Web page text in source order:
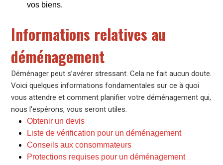
vos biens.
Informations relatives au
déménagement
Déménager peut s’avérer stressant. Cela ne fait aucun doute.
Voici quelques informations fondamentales sur ce à quoi
vous attendre et comment planifier votre déménagement qui,
nous l'espérons, vous seront utiles.
Obtenir un devis
Liste de vérification pour un déménagement
Conseils aux consommateurs
Protections requises pour un déménagement